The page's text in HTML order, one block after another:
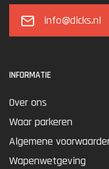
info@dicks.nl
INFORMATIE
Over ons
Waar parkeren
Algemene
Wapenwetgeving